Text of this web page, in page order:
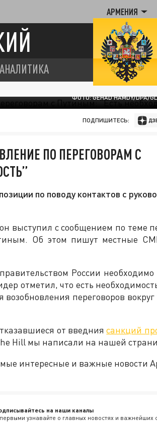
АРМЕНИЯ
АНАЛИТИКА
ФОТО: GEHAD HAMDY/DPA/
ПОДПИШИТЕСЬ:
ПО ПЕРЕГОВОРАМ С
по поводу контактов с
выступил с сообщением по теме
Об этом пишут местные
России
отметил, что есть
переговоров вокруг
от введниясанкций
Hill мы написали на нашей
интересные и важные новости
на наши каналы
узнавайте о главных новостях и важнейших